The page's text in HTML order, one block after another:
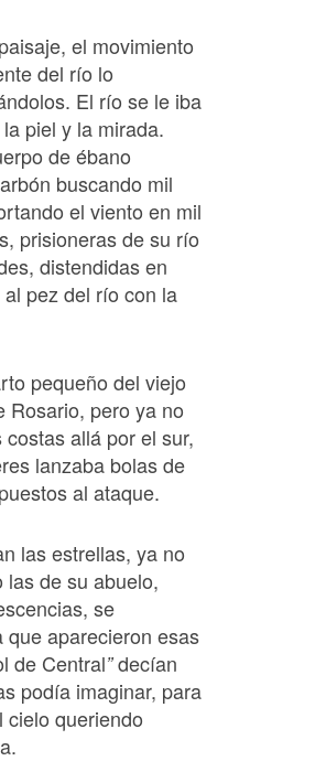
el movimiento
del río lo
El río se le iba
piel y la mirada.
de ébano
buscando mil
el viento en mil
prisioneras de su río
distendidas en
pez del río con la
pequeño del viejo
Rosario, pero ya no
allá por el sur,
lanzaba bolas de
al ataque.
las estrellas, ya no
de su abuelo,
se
aparecieron esas
de Central”decían
podía imaginar, para
cielo queriendo